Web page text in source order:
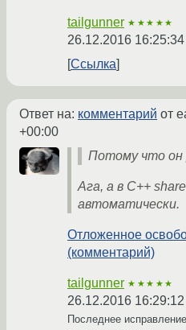
tailgunner ★★★★★
26.12.2016
Ссылка
Ответ на: комментарий от
+00:00
Потому что он
Ага, а в C++
автоматически.
Отложенное
(комментарий)
tailgunner ★★★★★
26.12.2016
Последнее